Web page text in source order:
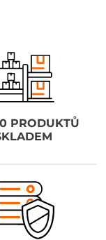
PRODUKTŮ